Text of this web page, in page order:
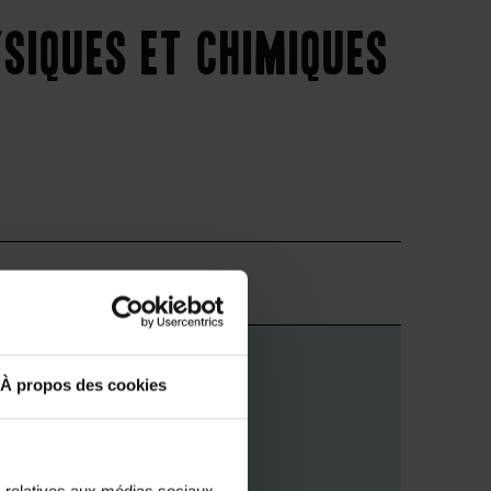
À propos des cookies
et chimiques